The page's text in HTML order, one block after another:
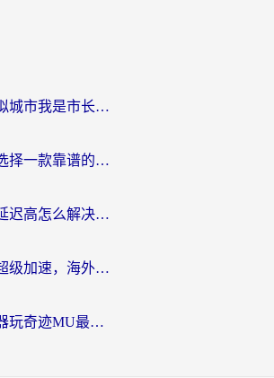
意大利怎么玩模拟城市我是市长？海外党国服游戏加速终极攻略（附三国3量子特攻解决办法）
人在海外，如何选择一款靠谱的玩剑灵2加速器？
国外玩灌篮高手延迟高怎么解决？海外玩家国服游戏加速终极指南
非人学园加速器超级加速，海外玩家重返国服的通行证
国外用什么加速器玩奇迹MU最好？2026海外玩家国服游戏加速全攻略